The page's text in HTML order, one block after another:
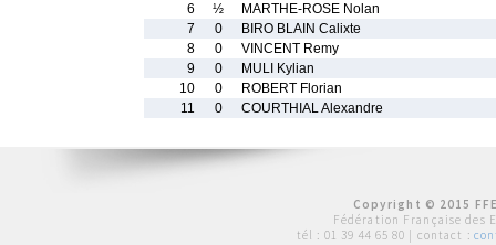
6
½
MARTHE-ROSE Nolan
7
0
BIRO BLAIN Calixte
8
0
VINCENT Remy
9
0
MULI Kylian
10
0
ROBERT Florian
11
0 COURTHIAL Alexandre
Copyright © 2015
Fédération Française des
tél : 01 39 44 65 80 | contact :